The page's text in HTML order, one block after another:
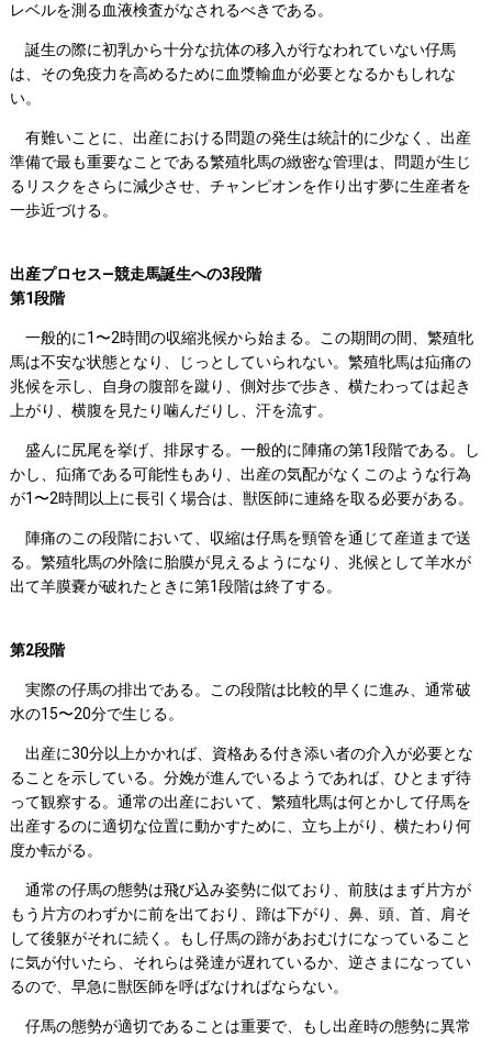
レベルを測る血液検査がなされるべきである。
誕生の際に初乳から十分な抗体の移入が行なわれていない仔馬
は、その免疫力を高めるために血漿輸血が必要となるかもしれな
い。
有難いことに、出産における問題の発生は統計的に少なく、出産
準備で最も重要なことである繁殖牝馬の緻密な管理は、問題が生じ
るリスクをさらに減少させ、チャンピオンを作り出す夢に生産者を
一歩近づける。
出産プロセス―競走馬誕生への3段階
第1段階
一般的に1〜2時間の収縮兆候から始まる。この期間の間、繁殖牝
馬は不安な状態となり、じっとしていられない。繁殖牝馬は疝痛の
兆候を示し、自身の腹部を蹴り、側対歩で歩き、横たわっては起き
上がり、横腹を見たり噛んだりし、汗を流す。
盛んに尻尾を挙げ、排尿する。一般的に陣痛の第1段階である。し
かし、疝痛である可能性もあり、出産の気配がなくこのような行為
が1〜2時間以上に長引く場合は、獣医師に連絡を取る必要がある。
陣痛のこの段階において、収縮は仔馬を頸管を通じて産道まで送
る。繁殖牝馬の外陰に胎膜が見えるようになり、兆候として羊水が
出て羊膜嚢が破れたときに第1段階は終了する。
第2段階
実際の仔馬の排出である。この段階は比較的早くに進み、通常破
水の15〜20分で生じる。
出産に30分以上かかれば、資格ある付き添い者の介入が必要とな
ることを示している。分娩が進んでいるようであれば、ひとまず待
って観察する。通常の出産において、繁殖牝馬は何とかして仔馬を
出産するのに適切な位置に動かすために、立ち上がり、横たわり何
度か転がる。
通常の仔馬の態勢は飛び込み姿勢に似ており、前肢はまず片方が
もう片方のわずかに前を出ており、蹄は下がり、鼻、頭、首、肩そ
して後躯がそれに続く。もし仔馬の蹄があおむけになっていること
に気が付いたら、それらは発達が遅れているか、逆さまになってい
るので、早急に獣医師を呼ばなければならない。
仔馬の態勢が適切であることは重要で、もし出産時の態勢に異常